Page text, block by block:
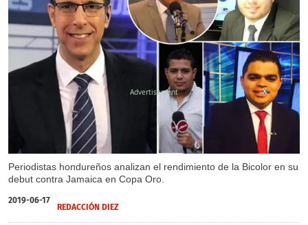
Periodistas hondureños analizan el rendimiento de la Bicolor en su
debut contra Jamaica en Copa Oro.
X
2019-06-17
REDACCIÓN DIEZ